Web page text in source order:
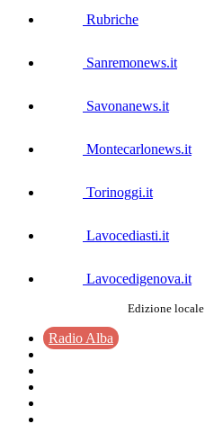
Rubriche
Sanremonews.it
Savonanews.it
Montecarlonews.it
Torinoggi.it
Lavocediasti.it
Lavocedigenova.it
Edizione locale
Radio Alba